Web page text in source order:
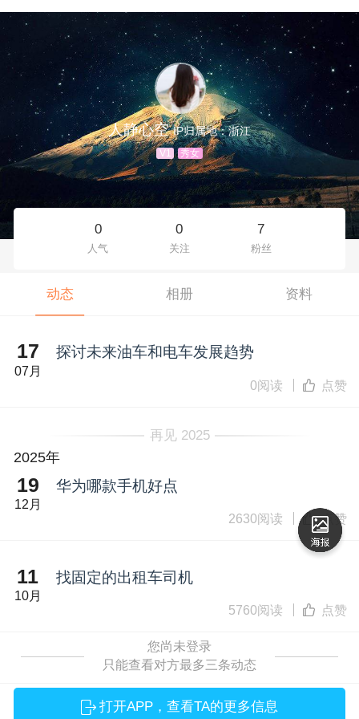
人静心空 IP归属地：浙江
V1 秀女
0
人气
0
关注
7
粉丝
动态 相册 资料
17
07月
探讨未来油车和电车发展趋势
0阅读 点赞
再见 2025
2025年
19
12月
华为哪款手机好点
2630阅读 点赞
11
10月
找固定的出租车司机
5760阅读 点赞
您尚未登录
只能查看对方最多三条动态
打开APP，查看TA的更多信息